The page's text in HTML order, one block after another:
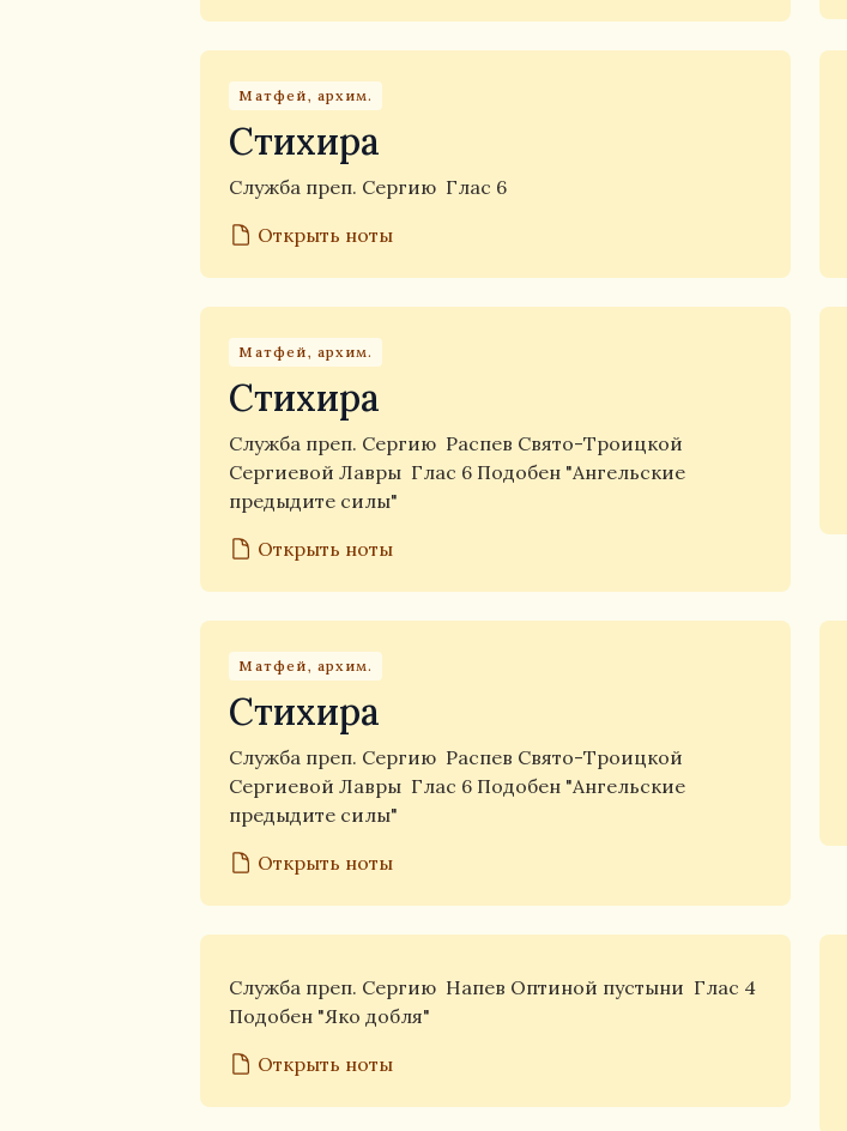
Матфей, архим.
Стихира
Служба преп. Сергию Глас 6
Открыть ноты
Матфей, архим.
Стихира
Служба преп. Сергию Распев Свято-Троицкой
Сергиевой Лавры Глас 6 Подобен "Ангельские
предыдите силы"
Открыть ноты
Матфей, архим.
Стихира
Служба преп. Сергию Распев Свято-Троицкой
Сергиевой Лавры Глас 6 Подобен "Ангельские
предыдите силы"
Открыть ноты
Служба преп. Сергию Напев Оптиной пустыни Глас 4
Подобен "Яко добля"
Открыть ноты